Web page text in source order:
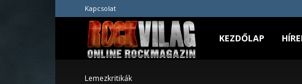
Kapcsolat
Rockvilág.hu
KEZDŐLAP
Lemezkritikák